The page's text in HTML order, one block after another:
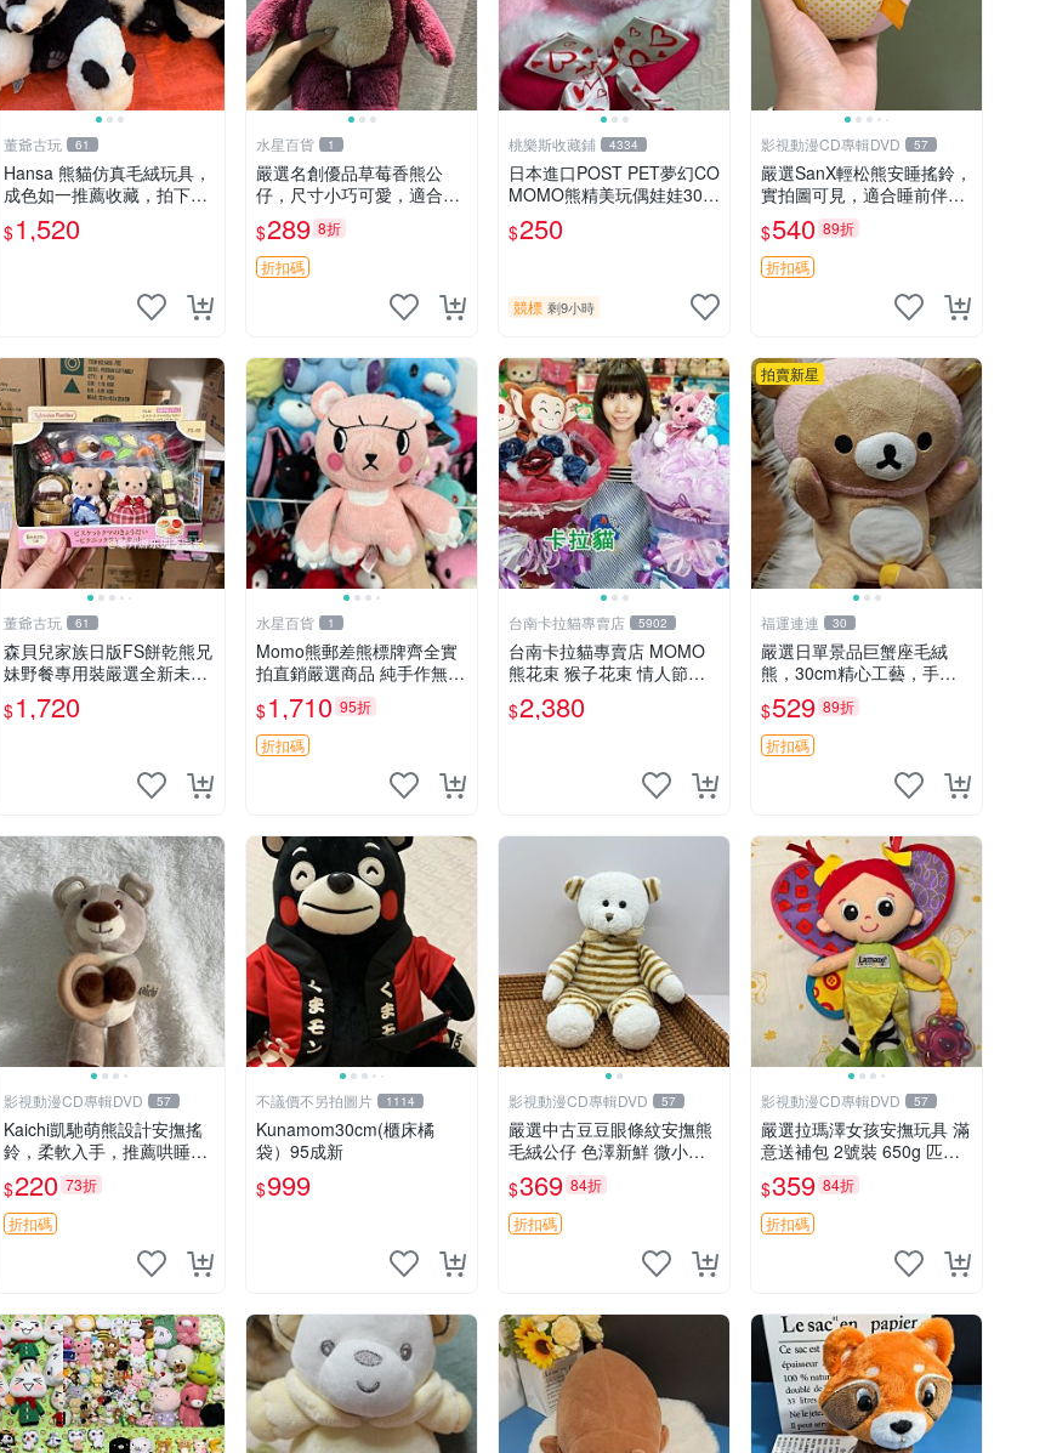
董爺古玩 61
Hansa 熊貓仿真毛絨玩具，
成色如一推薦收藏，拍下無
疑心 熊貓 毛絨玩具 收藏
$1,520
水星百貨 1
嚴選名創優品草莓香熊公
仔，尺寸小巧可愛，適合收
藏賞玩 30cm 玩具 公仔 草
莓熊
$289 8折
折扣碼
桃樂斯收藏鋪 4334
日本進口POST PET夢幻CO
MOMO熊精美玩偶娃娃30c
m
$250
競標 剩9小時
影視動漫CD專輯DVD 57
嚴選SanX輕松熊安睡搖鈴，
實拍圖可見，適合睡前伴
侶， Picks安撫好物 0325
懸吊 電腦
$540 89折
折扣碼
董爺古玩 61
森貝兒家族日版FS餅乾熊兄
妹野餐專用裝嚴選全新未開
封，包含兩組大童款紙盒
裝，適合收藏與分享。 餅乾
$1,720
水星百貨 1
Momo熊郵差熊標牌齊全實
拍直銷嚴選商品 純手作無修
圖可收藏 郵差熊 Momo熊
標牌 商品
$1,710 95折
折扣碼
台南卡拉貓專賣店 5902
台南卡拉貓專賣店 MOMO
熊花束 猴子花束 情人節禮
物 二選一 可繡字 可今天寄
明天到
$2,380
拍賣新星
福運連連 30
嚴選日單景品巨蟹座毛絨
熊，30cm精心工藝，手感
軟糯推薦收藏送人 巨蟹座
毛絨玩具 精緻做工
$529 89折
折扣碼
影視動漫CD專輯DVD 57
Kaichi凱馳萌熊設計安撫搖
鈴，柔軟入手，推薦哄睡好
選擇 熊公仔 安撫玩具 喂食
環
$220 73折
折扣碼
不議價不另拍圖片 1114
Kunamom30cm(櫃床橘
袋）95成新
$999
影視動漫CD專輯DVD 57
嚴選中古豆豆眼條紋安撫熊
毛絨公仔 色澤新鮮 微小瑕
疵可收藏 中古 安撫熊 條紋
公仔
$369 84折
折扣碼
影視動漫CD專輯DVD 57
嚴選拉瑪澤女孩安撫玩具 滿
意送補包 2號裝 650g 匹配
嬰幼童舒壓好伴侶 女孩專用
安心選擇 安撫玩偶 衝包 玩
具
$359 84折
折扣碼